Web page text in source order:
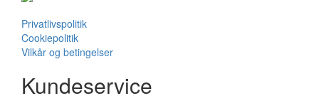
Privatlivspolitik
Cookiepolitik
Vilkår og betingelser
Kundeservice